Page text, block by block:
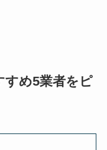
すめ5業者をピ